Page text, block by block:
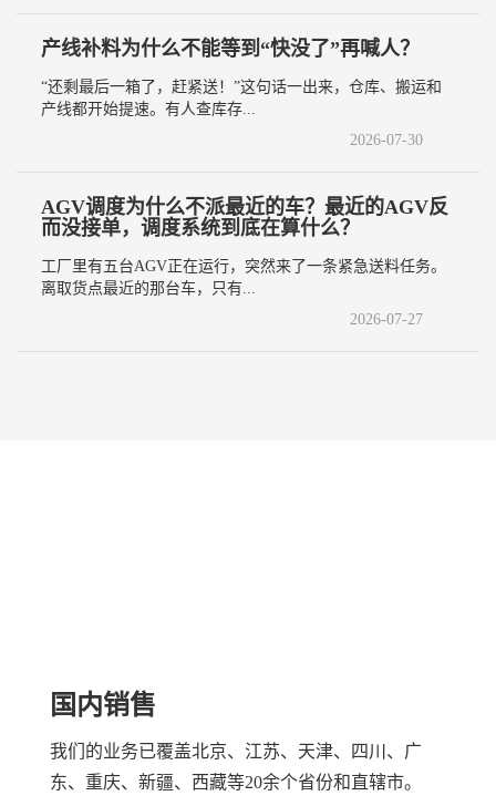
产线补料为什么不能等到“快没了”再喊人？
“还剩最后一箱了，赶紧送！”这句话一出来，仓库、搬运和
产线都开始提速。有人查库存...
2026-07-30
AGV调度为什么不派最近的车？最近的AGV反
而没接单，调度系统到底在算什么？
工厂里有五台AGV正在运行，突然来了一条紧急送料任务。
离取货点最近的那台车，只有...
2026-07-27
国内销售
我们的业务已覆盖北京、江苏、天津、四川、广
东、重庆、新疆、西藏等20余个省份和直辖市。